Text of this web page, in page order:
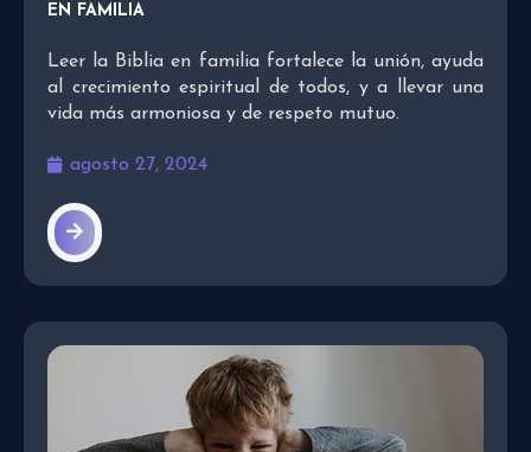
EN FAMILIA
Leer la Biblia en familia fortalece la unión, ayuda
al crecimiento espiritual de todos, y a llevar una
vida más armoniosa y de respeto mutuo.
agosto 27, 2024